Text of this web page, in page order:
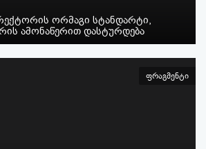
ორმაგი სტანდარტი,
ამონაწერით დასტურდება
ფრაგმენტი